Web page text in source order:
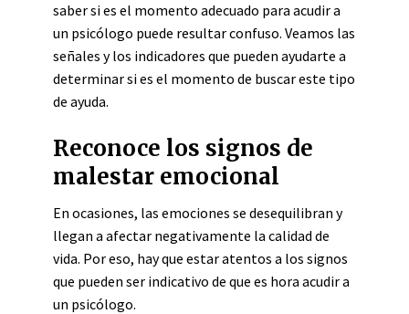
saber si es el momento adecuado para acudir a
un psicólogo puede resultar confuso. Veamos las
señales y los indicadores que pueden ayudarte a
determinar si es el momento de buscar este tipo
de ayuda.
Reconoce los signos de
malestar emocional
En ocasiones, las emociones se desequilibran y
llegan a afectar negativamente la calidad de
vida. Por eso, hay que estar atentos a los signos
que pueden ser indicativo de que es hora acudir a
un psicólogo.